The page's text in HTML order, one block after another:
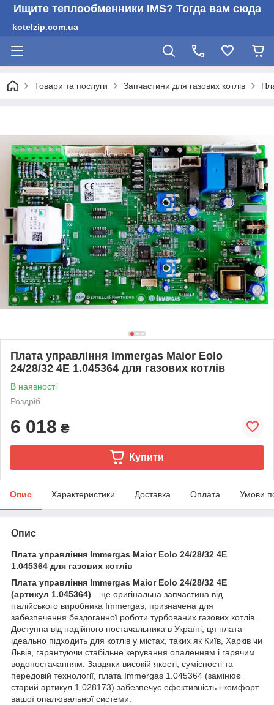
Ищите теплообменники IMS? Тогда вам сюда
kotelzip.com.ua
Товари та послуги Запчастини для газових котлів
Плата управління Immergas Maior Eolo
24/28/32 4E 1.045364 для газових котлів
В наявності
Роздріб
6 018 ₴
Купити
Опис Характеристики Доставка Оплата Умови
Опис
Плата управління Immergas Maior Eolo 24/28/32 4E
1.045364 для газових котлів
Плата управління Immergas Maior Eolo 24/28/32 4E
(артикул 1.045364) – це оригінальна запчастина від
італійського виробника Immergas, призначена для
забезпечення бездоганної роботи турбованих газових котлів.
Доступна від надійного постачальника в Україні, ця плата
ідеально підходить для котлів у містах, таких як Київ, Харків чи
Львів, гарантуючи стабільне керування опаленням і гарячим
водопостачанням. Завдяки високій якості, сумісності та
передовій технології, плата Immergas 1.045364 (замінює
старий артикул 1.028173) забезпечує ефективність і комфорт
вашої опалювальної системи.